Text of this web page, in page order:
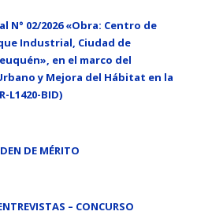
N° 02/2026 «Obra: Centro de
Industrial, Ciudad de
en el marco del
y Mejora del Hábitat en la
L1420-BID)
DE MÉRITO
– CONCURSO